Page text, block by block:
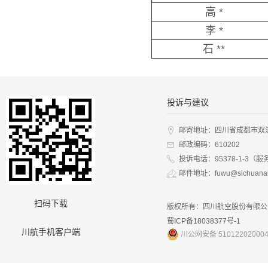
高 *
李 *
石 **
扫码下载
川航手机客户端
投诉与建议
邮寄地址：四川省成都市
邮政编码：610202
投诉电话：95378-1-3（服
邮件地址：
版权所有：四川航空股份有限
蜀ICP备18038377号-1
川公网安备